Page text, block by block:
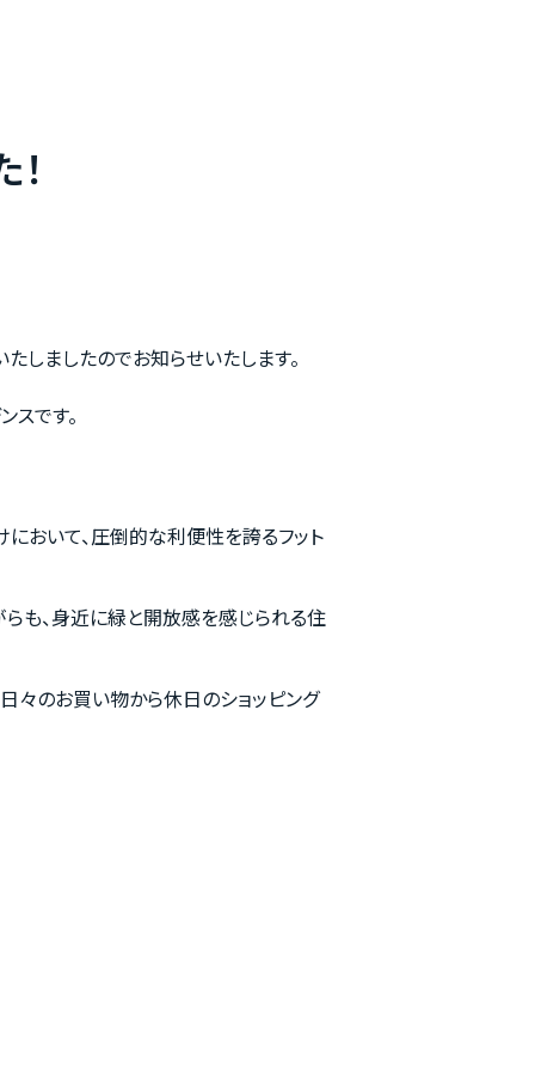
しましたのでお知らせいたします。
です。
おいて、圧倒的な利便性を誇るフット
も、身近に緑と開放感を感じられる住
々のお買い物から休日のショッピング